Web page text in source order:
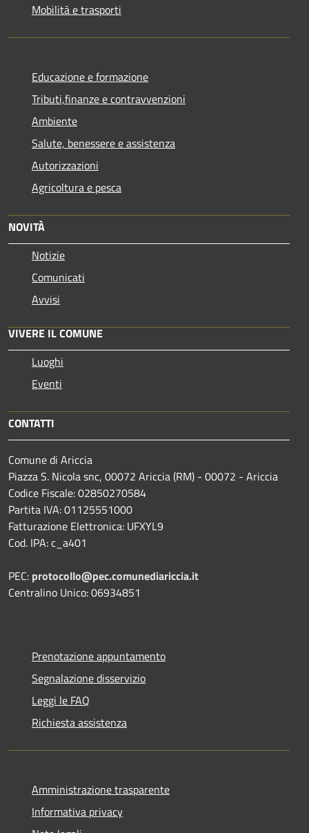
Mobilità e trasporti
Educazione e formazione
Tributi,finanze e contravvenzioni
Ambiente
Salute, benessere e assistenza
Autorizzazioni
Agricoltura e pesca
NOVITÀ
Notizie
Comunicati
Avvisi
VIVERE IL COMUNE
Luoghi
Eventi
CONTATTI
Comune di Ariccia
Piazza S. Nicola snc, 00072 Ariccia (RM) - 00072 - Ariccia
Codice Fiscale: 02850270584
Partita IVA: 01125551000
Fatturazione Elettronica: UFXYL9
Cod. IPA: c_a401
PEC: protocollo@pec.comunediariccia.it
Centralino Unico: 06934851
Prenotazione appuntamento
Segnalazione disservizio
Leggi le FAQ
Richiesta assistenza
Amministrazione trasparente
Informativa privacy